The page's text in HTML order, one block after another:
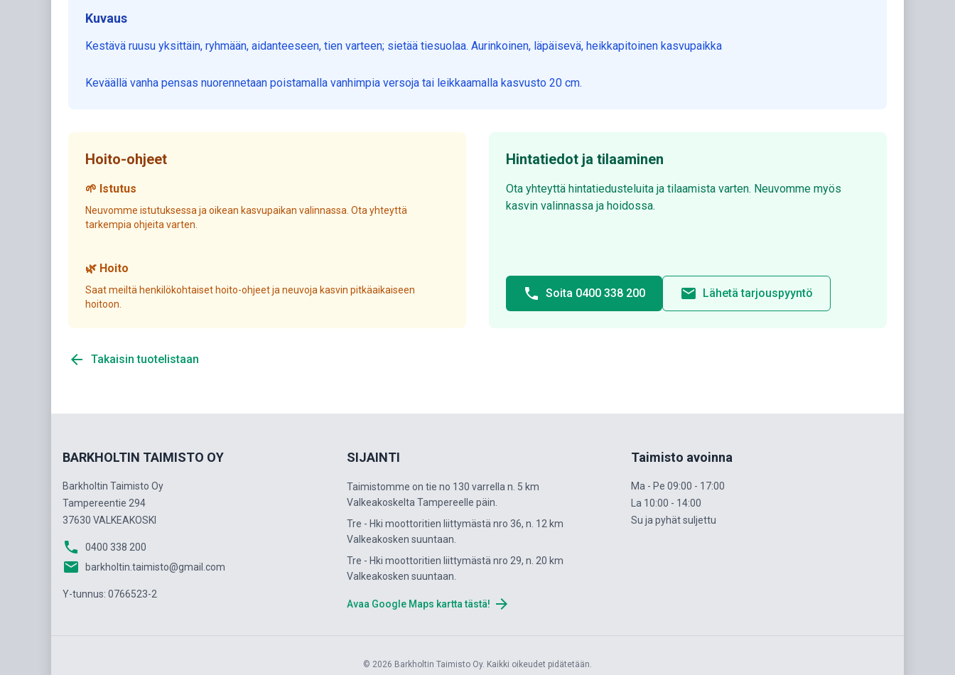
Kuvaus
Kestävä ruusu yksittäin, ryhmään, aidanteeseen, tien varteen; sietää tiesuolaa. Aurinkoinen, läpäisevä, heikkapitoinen kasvupaikka
Keväällä vanha pensas nuorennetaan poistamalla vanhimpia versoja tai leikkaamalla kasvusto 20 cm.
Hoito-ohjeet
🌱 Istutus
Neuvomme istutuksessa ja oikean kasvupaikan valinnassa. Ota yhteyttä
tarkempia ohjeita varten.
🌿 Hoito
Saat meiltä henkilökohtaiset hoito-ohjeet ja neuvoja kasvin pitkäaikaiseen
hoitoon.
Hintatiedot ja tilaaminen
Ota yhteyttä hintatiedusteluita ja tilaamista varten. Neuvomme myös
kasvin valinnassa ja hoidossa.
phone Soita 0400 338 200 email Lähetä tarjouspyyntö
arrow_back Takaisin tuotelistaan
BARKHOLTIN TAIMISTO OY
Barkholtin Taimisto Oy
Tampereentie 294
37630 VALKEAKOSKI
phone 0400 338 200
email barkholtin.taimisto@gmail.com
Y-tunnus: 0766523-2
SIJAINTI
Taimistomme on tie no 130 varrella n. 5 km
Valkeakoskelta Tampereelle päin.
Tre - Hki moottoritien liittymästä nro 36, n. 12 km
Valkeakosken suuntaan.
Tre - Hki moottoritien liittymästä nro 29, n. 20 km
Valkeakosken suuntaan.
Avaa Google Maps kartta tästä! arrow_forward
Taimisto avoinna
Ma - Pe 09:00 - 17:00
La 10:00 - 14:00
Su ja pyhät suljettu
© 2026 Barkholtin Taimisto Oy. Kaikki oikeudet pidätetään.